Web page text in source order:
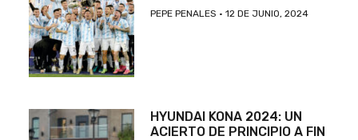
PEPE PENALES 12 DE JUNIO, 2024
HYUNDAI KONA 2024: UN
ACIERTO DE PRINCIPIO A FIN